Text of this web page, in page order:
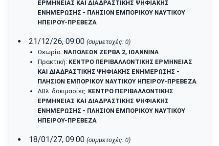
ΕΡΜΗΝΕΙΑΣ ΚΑΙ ΔΙΑΔΡΑΣΤΙΚΗΣ ΨΗΦΙΑΚΗΣ
ΕΝΗΜΕΡΩΣΗΣ - ΠΛΗΣΙΟΝ ΕΜΠΟΡΙΚΟΥ ΝΑΥΤΙΚΟΥ
ΗΠΕΙΡΟΥ-ΠΡΕΒΕΖΑ
21/12/26, 09:00 (συμμετοχές: 0)
Θεωρία: ΝΑΠΟΛΕΩΝ ΖΕΡΒΑ 2, ΙΩΑΝΝΙΝΑ
Πρακτική: ΚΕΝΤΡΟ ΠΕΡΙΒΑΛΛΟΝΤΙΚΗΣ ΕΡΜΗΝΕΙΑΣ
ΚΑΙ ΔΙΑΔΡΑΣΤΙΚΗΣ ΨΗΦΙΑΚΗΣ ΕΝΗΜΕΡΩΣΗΣ -
ΠΛΗΣΙΟΝ ΕΜΠΟΡΙΚΟΥ ΝΑΥΤΙΚΟΥ ΗΠΕΙΡΟΥ-ΠΡΕΒΕΖΑ
Αθλ. δοκιμασίες: ΚΕΝΤΡΟ ΠΕΡΙΒΑΛΛΟΝΤΙΚΗΣ
ΕΡΜΗΝΕΙΑΣ ΚΑΙ ΔΙΑΔΡΑΣΤΙΚΗΣ ΨΗΦΙΑΚΗΣ
ΕΝΗΜΕΡΩΣΗΣ - ΠΛΗΣΙΟΝ ΕΜΠΟΡΙΚΟΥ ΝΑΥΤΙΚΟΥ
ΗΠΕΙΡΟΥ-ΠΡΕΒΕΖΑ
18/01/27, 09:00 (συμμετοχές: 0)